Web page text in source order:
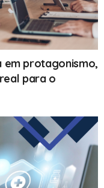
em protagonismo,
para o